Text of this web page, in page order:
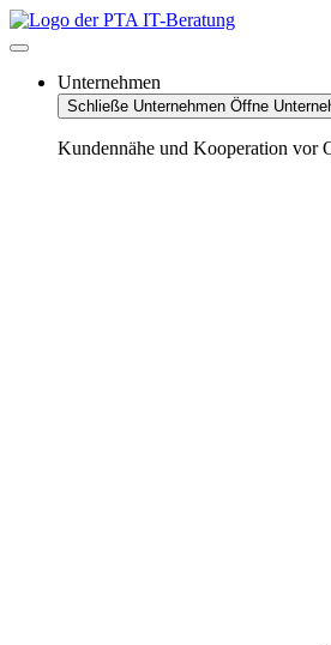
Zum
Inhalt
Unternehmen
Schließe Unternehmen Öffne
Kundennähe und Kooperation vor